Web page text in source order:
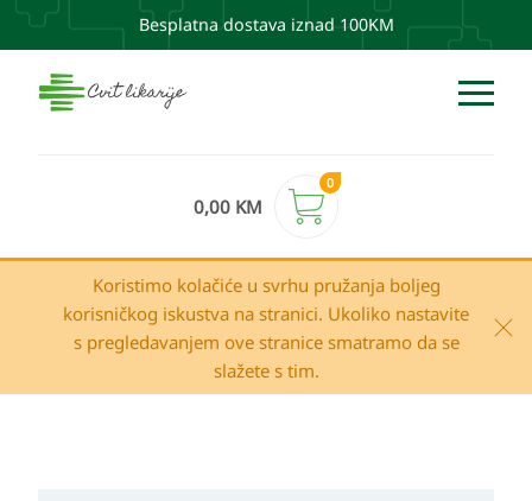
Besplatna dostava iznad 100KM
0,00 KM
0
Koristimo kolačiće u svrhu pružanja boljeg
korisničkog iskustva na stranici. Ukoliko nastavite
s pregledavanjem ove stranice smatramo da se
slažete s tim.